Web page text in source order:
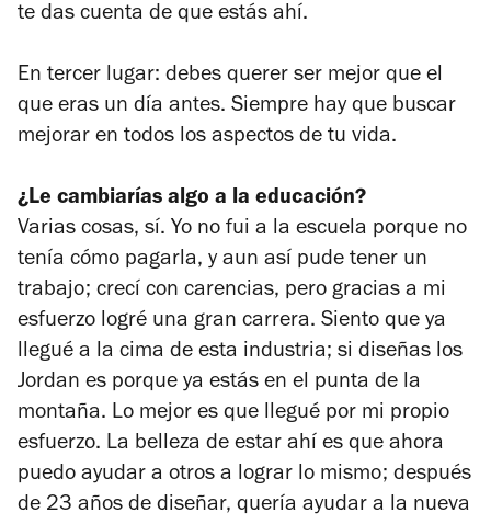
te das cuenta de que estás ahí.
En tercer lugar: debes querer ser mejor que el
que eras un día antes. Siempre hay que buscar
mejorar en todos los aspectos de tu vida.
¿Le cambiarías algo a la educación?
Varias cosas, sí. Yo no fui a la escuela porque no
tenía cómo pagarla, y aun así pude tener un
trabajo; crecí con carencias, pero gracias a mi
esfuerzo logré una gran carrera. Siento que ya
llegué a la cima de esta industria; si diseñas los
Jordan es porque ya estás en el punta de la
montaña. Lo mejor es que llegué por mi propio
esfuerzo. La belleza de estar ahí es que ahora
puedo ayudar a otros a lograr lo mismo; después
de 23 años de diseñar, quería ayudar a la nueva